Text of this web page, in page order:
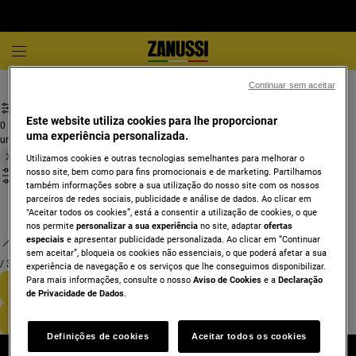
Combinado de livre instalação
0
undefined
/ 3
Este website utiliza cookies para lhe proporcionar
uma experiência personalizada.
Utilizamos cookies e outras tecnologias semelhantes para melhorar o
nosso site, bem como para fins promocionais e de marketing. Partilhamos
também informações sobre a sua utilização do nosso site com os nossos
parceiros de redes sociais, publicidade e análise de dados. Ao clicar em
"Aceitar todos os cookies”, está a consentir a utilização de cookies, o que
nos permitepersonalizar a sua experiênciano site, adaptarofertas
especiaise apresentar publicidade personalizada. Ao clicar em “Continuar
sem aceitar”, bloqueia os cookies não essenciais, o que poderá afetar a sua
experiência de navegação e os serviços que lhe conseguimos disponibilizar.
Para mais informações, consulte o nossoAviso de Cookies e aDeclaração
de Privacidade de Dados.
Definições de cookies Aceitar todos os cookies
Continuar sem aceitar